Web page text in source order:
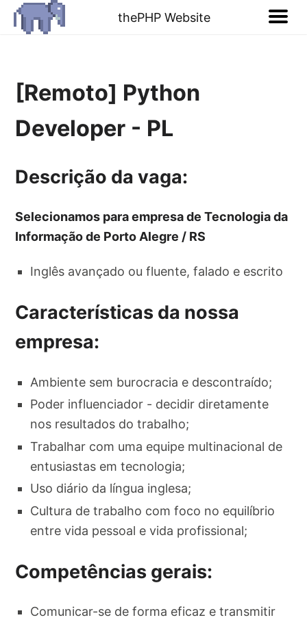
thePHP Website
[Remoto] Python
Developer - PL
Descrição da vaga:
Selecionamos para empresa de Tecnologia da
Informação de Porto Alegre / RS
Inglês avançado ou fluente, falado e escrito
Características da nossa
empresa:
Ambiente sem burocracia e descontraído;
Poder influenciador - decidir diretamente
nos resultados do trabalho;
Trabalhar com uma equipe multinacional de
entusiastas em tecnologia;
Uso diário da língua inglesa;
Cultura de trabalho com foco no equilíbrio
entre vida pessoal e vida profissional;
Competências gerais:
Comunicar-se de forma eficaz e transmitir